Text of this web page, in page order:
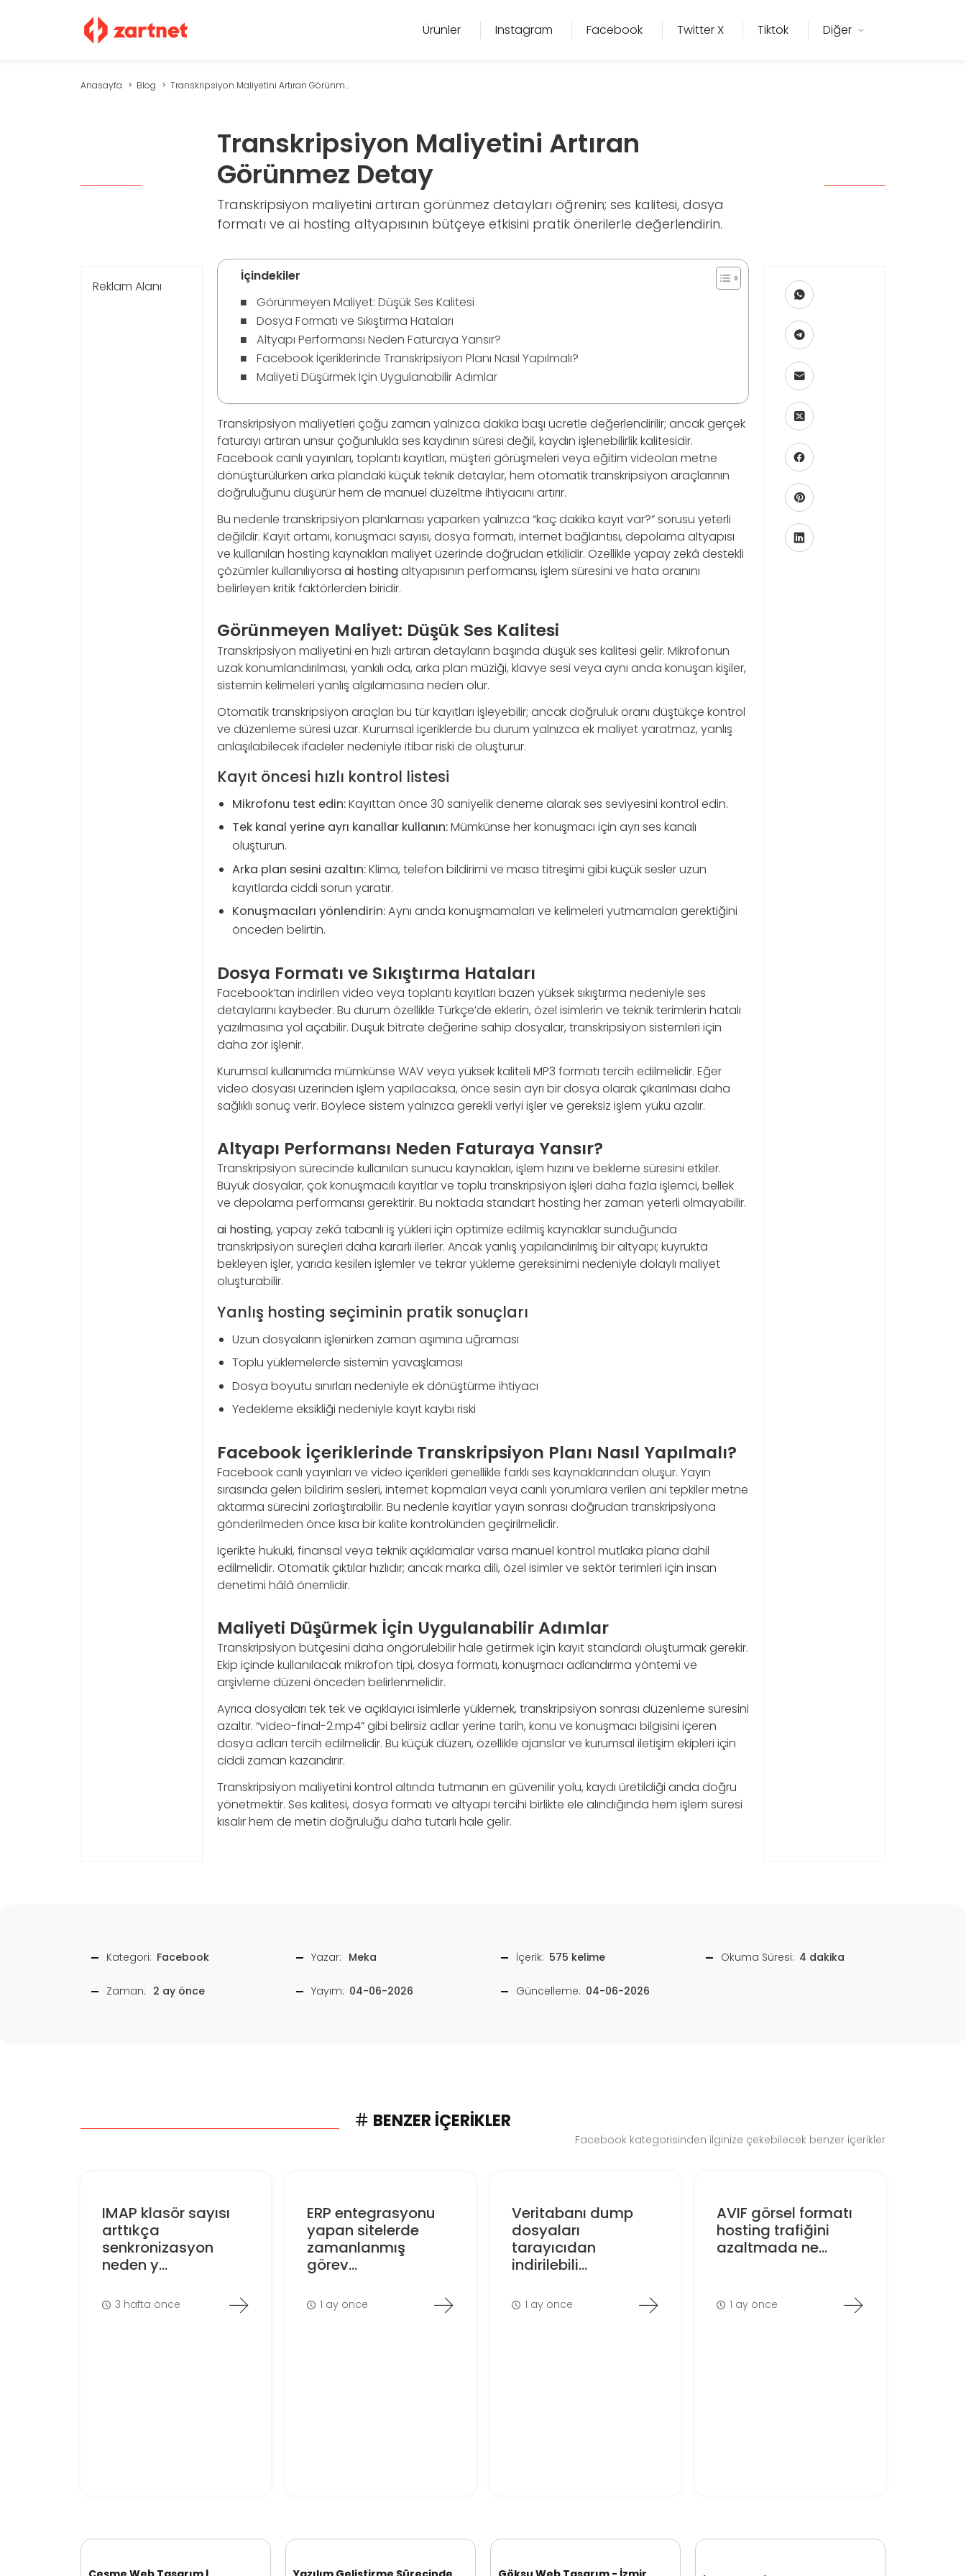
Ürünler Instagram Facebook Twitter X Tiktok Diğer
Anasayfa Blog Transkripsiyon Maliyetini Artıran Görünm...
Transkripsiyon Maliyetini Artıran
Görünmez Detay
Transkripsiyon maliyetini artıran görünmez detayları öğrenin; ses kalitesi, dosya
formatı ve ai hosting altyapısının bütçeye etkisini pratik önerilerle değerlendirin.
Reklam Alanı
İçindekiler
Görünmeyen Maliyet: Düşük Ses Kalitesi
Dosya Formatı ve Sıkıştırma Hataları
Altyapı Performansı Neden Faturaya Yansır?
Facebook İçeriklerinde Transkripsiyon Planı Nasıl Yapılmalı?
Maliyeti Düşürmek İçin Uygulanabilir Adımlar
Transkripsiyon maliyetleri çoğu zaman yalnızca dakika başı ücretle değerlendirilir; ancak gerçek
faturayı artıran unsur çoğunlukla ses kaydının süresi değil, kaydın işlenebilirlik kalitesidir.
Facebook canlı yayınları, toplantı kayıtları, müşteri görüşmeleri veya eğitim videoları metne
dönüştürülürken arka plandaki küçük teknik detaylar, hem otomatik transkripsiyon araçlarının
doğruluğunu düşürür hem de manuel düzeltme ihtiyacını artırır.
Bu nedenle transkripsiyon planlaması yaparken yalnızca “kaç dakika kayıt var?” sorusu yeterli
değildir. Kayıt ortamı, konuşmacı sayısı, dosya formatı, internet bağlantısı, depolama altyapısı
ve kullanılan hosting kaynakları maliyet üzerinde doğrudan etkilidir. Özellikle yapay zekâ destekli
çözümler kullanılıyorsa ai hostingaltyapısının performansı, işlem süresini ve hata oranını
belirleyen kritik faktörlerden biridir.
Görünmeyen Maliyet: Düşük Ses Kalitesi
Transkripsiyon maliyetini en hızlı artıran detayların başında düşük ses kalitesi gelir. Mikrofonun
uzak konumlandırılması, yankılı oda, arka plan müziği, klavye sesi veya aynı anda konuşan kişiler,
sistemin kelimeleri yanlış algılamasına neden olur.
Otomatik transkripsiyon araçları bu tür kayıtları işleyebilir; ancak doğruluk oranı düştükçe kontrol
ve düzenleme süresi uzar. Kurumsal içeriklerde bu durum yalnızca ek maliyet yaratmaz, yanlış
anlaşılabilecek ifadeler nedeniyle itibar riski de oluşturur.
Kayıt öncesi hızlı kontrol listesi
Mikrofonu test edin:Kayıttan önce 30 saniyelik deneme alarak ses seviyesini kontrol edin.
Tek kanal yerine ayrı kanallar kullanın:Mümkünse her konuşmacı için ayrı ses kanalı
oluşturun.
Arka plan sesini azaltın:Klima, telefon bildirimi ve masa titreşimi gibi küçük sesler uzun
kayıtlarda ciddi sorun yaratır.
Konuşmacıları yönlendirin:Aynı anda konuşmamaları ve kelimeleri yutmamaları gerektiğini
önceden belirtin.
Dosya Formatı ve Sıkıştırma Hataları
Facebook’tan indirilen video veya toplantı kayıtları bazen yüksek sıkıştırma nedeniyle ses
detaylarını kaybeder. Bu durum özellikle Türkçe’de eklerin, özel isimlerin ve teknik terimlerin hatalı
yazılmasına yol açabilir. Düşük bitrate değerine sahip dosyalar, transkripsiyon sistemleri için
daha zor işlenir.
Kurumsal kullanımda mümkünse WAV veya yüksek kaliteli MP3 formatı tercih edilmelidir. Eğer
video dosyası üzerinden işlem yapılacaksa, önce sesin ayrı bir dosya olarak çıkarılması daha
sağlıklı sonuç verir. Böylece sistem yalnızca gerekli veriyi işler ve gereksiz işlem yükü azalır.
Altyapı Performansı Neden Faturaya Yansır?
Transkripsiyon sürecinde kullanılan sunucu kaynakları, işlem hızını ve bekleme süresini etkiler.
Büyük dosyalar, çok konuşmacılı kayıtlar ve toplu transkripsiyon işleri daha fazla işlemci, bellek
ve depolama performansı gerektirir. Bu noktada standart hosting her zaman yeterli olmayabilir.
ai hosting, yapay zekâ tabanlı iş yükleri için optimize edilmiş kaynaklar sunduğunda
transkripsiyon süreçleri daha kararlı ilerler. Ancak yanlış yapılandırılmış bir altyapı; kuyrukta
bekleyen işler, yarıda kesilen işlemler ve tekrar yükleme gereksinimi nedeniyle dolaylı maliyet
oluşturabilir.
Yanlış hosting seçiminin pratik sonuçları
Uzun dosyaların işlenirken zaman aşımına uğraması
Toplu yüklemelerde sistemin yavaşlaması
Dosya boyutu sınırları nedeniyle ek dönüştürme ihtiyacı
Yedekleme eksikliği nedeniyle kayıt kaybı riski
Facebook İçeriklerinde Transkripsiyon Planı Nasıl Yapılmalı?
Facebook canlı yayınları ve video içerikleri genellikle farklı ses kaynaklarından oluşur. Yayın
sırasında gelen bildirim sesleri, internet kopmaları veya canlı yorumlara verilen ani tepkiler metne
aktarma sürecini zorlaştırabilir. Bu nedenle kayıtlar yayın sonrası doğrudan transkripsiyona
gönderilmeden önce kısa bir kalite kontrolünden geçirilmelidir.
İçerikte hukuki, finansal veya teknik açıklamalar varsa manuel kontrol mutlaka plana dahil
edilmelidir. Otomatik çıktılar hızlıdır; ancak marka dili, özel isimler ve sektör terimleri için insan
denetimi hâlâ önemlidir.
Maliyeti Düşürmek İçin Uygulanabilir Adımlar
Transkripsiyon bütçesini daha öngörülebilir hale getirmek için kayıt standardı oluşturmak gerekir.
Ekip içinde kullanılacak mikrofon tipi, dosya formatı, konuşmacı adlandırma yöntemi ve
arşivleme düzeni önceden belirlenmelidir.
Ayrıca dosyaları tek tek ve açıklayıcı isimlerle yüklemek, transkripsiyon sonrası düzenleme süresini
azaltır. “video-final-2.mp4” gibi belirsiz adlar yerine tarih, konu ve konuşmacı bilgisini içeren
dosya adları tercih edilmelidir. Bu küçük düzen, özellikle ajanslar ve kurumsal iletişim ekipleri için
ciddi zaman kazandırır.
Transkripsiyon maliyetini kontrol altında tutmanın en güvenilir yolu, kaydı üretildiği anda doğru
yönetmektir. Ses kalitesi, dosya formatı ve altyapı tercihi birlikte ele alındığında hem işlem süresi
kısalır hem de metin doğruluğu daha tutarlı hale gelir.
Kategori: Facebook Yazar: Meka İçerik: 575 kelime Okuma Süresi: 4 dakika
Zaman: 2 ay önce Yayım: 04-06-2026 Güncelleme: 04-06-2026
BENZER İÇERIKLER
Facebook kategorisinden ilginize çekebilecek benzer içerikler
IMAP klasör sayısı
arttıkça
senkronizasyon
neden y...
3 hafta önce
ERP entegrasyonu
yapan sitelerde
zamanlanmış
görev...
1 ay önce
Veritabanı dump
dosyaları
tarayıcıdan
indirilebili...
1 ay önce
AVIF görsel formatı
hosting trafiğini
azaltmada ne...
1 ay önce